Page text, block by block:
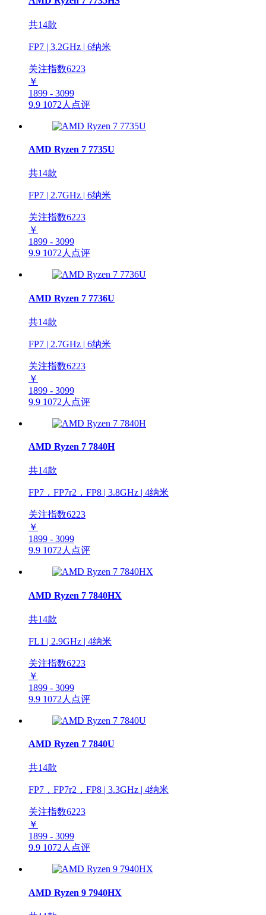
共14款
FP7 | 3.2GHz | 6纳米
关注指数6223
￥
1899 - 3099
9.9 1072人点评
AMD Ryzen 7 7735U
共14款
FP7 | 2.7GHz | 6纳米
关注指数6223
￥
1899 - 3099
9.9 1072人点评
AMD Ryzen 7 7736U
共14款
FP7 | 2.7GHz | 6纳米
关注指数6223
￥
1899 - 3099
9.9 1072人点评
AMD Ryzen 7 7840H
共14款
FP7，FP7r2，FP8 | 3.8GHz | 4纳米
关注指数6223
￥
1899 - 3099
9.9 1072人点评
AMD Ryzen 7 7840HX
共14款
FL1 | 2.9GHz | 4纳米
关注指数6223
￥
1899 - 3099
9.9 1072人点评
AMD Ryzen 7 7840U
共14款
FP7，FP7r2，FP8 | 3.3GHz | 4纳米
关注指数6223
￥
1899 - 3099
9.9 1072人点评
AMD Ryzen 9 7940HX